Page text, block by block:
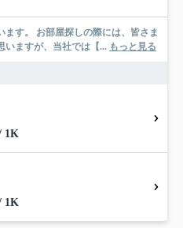
は、皆さま
いますが、当社では【... もっと見る
1K
1K